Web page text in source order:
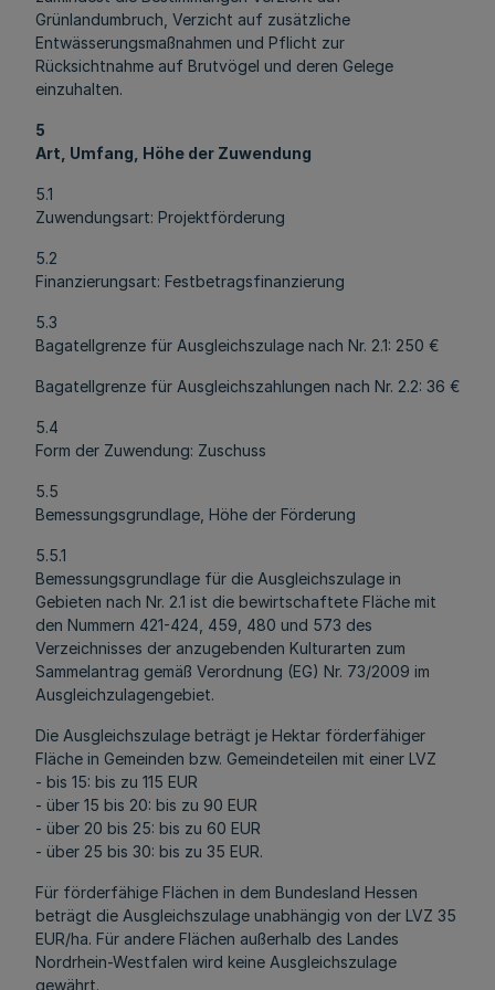
Grünlandumbruch, Verzicht auf zusätzliche
Entwässerungsmaßnahmen und Pflicht zur
Rücksichtnahme auf Brutvögel und deren Gelege
einzuhalten.
5
Art, Umfang, Höhe der Zuwendung
5.1
Zuwendungsart: Projektförderung
5.2
Finanzierungsart: Festbetragsfinanzierung
5.3
Bagatellgrenze für Ausgleichszulage nach Nr. 2.1: 250 €
Bagatellgrenze für Ausgleichszahlungen nach Nr. 2.2: 36 €
5.4
Form der Zuwendung: Zuschuss
5.5
Bemessungsgrundlage, Höhe der Förderung
5.5.1
Bemessungsgrundlage für die Ausgleichszulage in
Gebieten nach Nr. 2.1 ist die bewirtschaftete Fläche mit
den Nummern 421-424, 459, 480 und 573 des
Verzeichnisses der anzugebenden Kulturarten zum
Sammelantrag gemäß Verordnung (EG) Nr. 73/2009 im
Ausgleichzulagengebiet.
Die Ausgleichszulage beträgt je Hektar förderfähiger
Fläche in Gemeinden bzw. Gemeindeteilen mit einer LVZ
- bis 15: bis zu 115 EUR
- über 15 bis 20: bis zu 90 EUR
- über 20 bis 25: bis zu 60 EUR
- über 25 bis 30: bis zu 35 EUR.
Für förderfähige Flächen in dem Bundesland Hessen
beträgt die Ausgleichszulage unabhängig von der LVZ 35
EUR/ha. Für andere Flächen außerhalb des Landes
Nordrhein-Westfalen wird keine Ausgleichszulage
gewährt.